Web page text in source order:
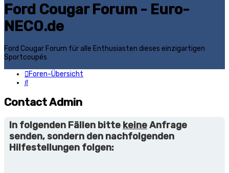
Ford Cougar Forum - Euro-
NECO.de
Ford Cougar Forum für alle Enthusiasten dieses einzigartigen
Sportcoupés
Foren-Übersicht
Suche
Contact Admin
In folgenden Fällen bitte keineAnfrage
senden, sondern den nachfolgenden
Hilfestellungen folgen: